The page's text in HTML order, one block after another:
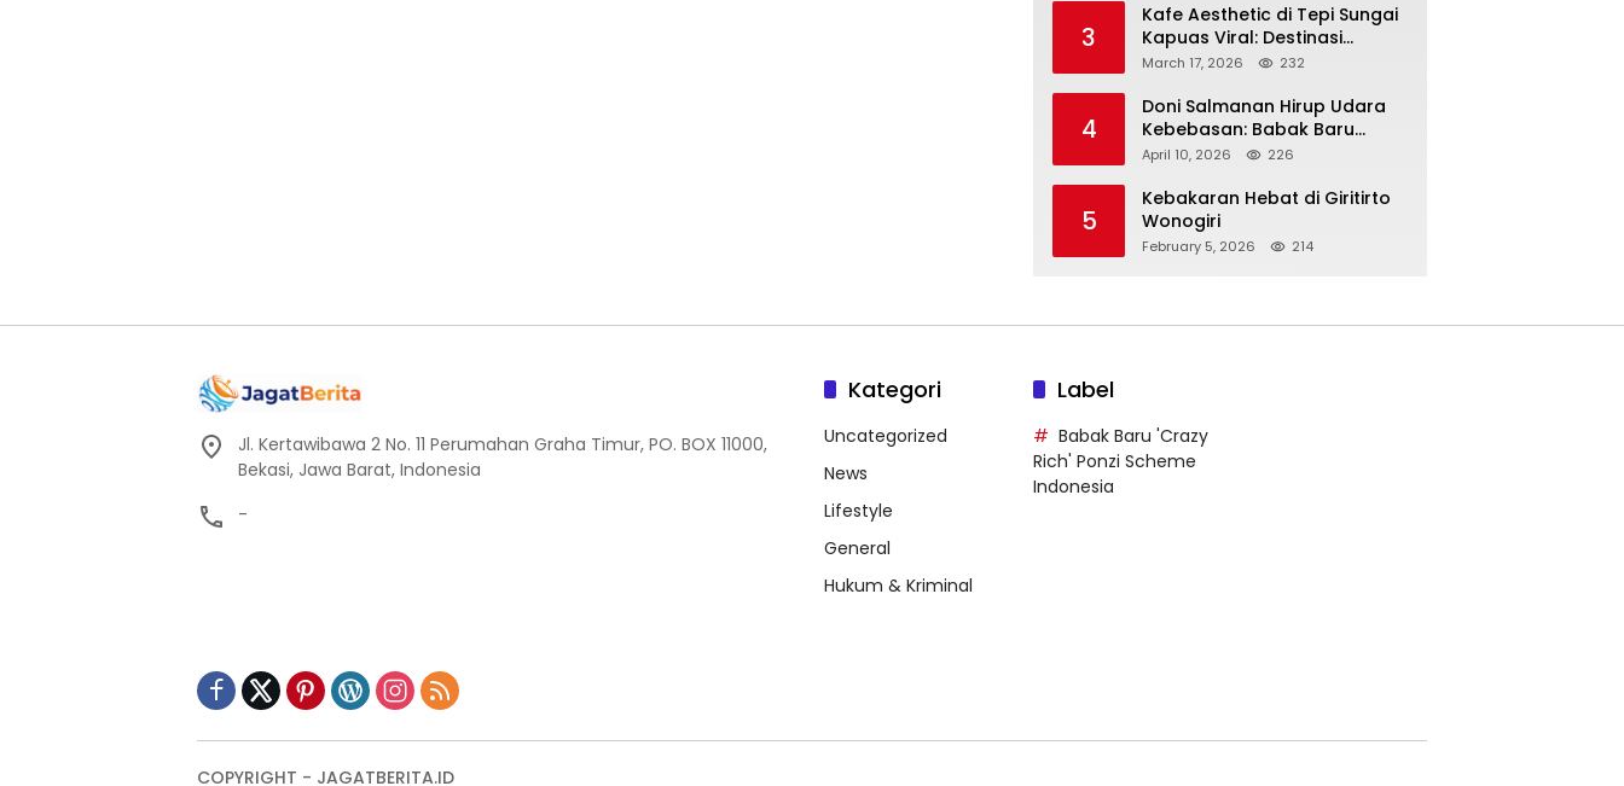
2031 Resmi Diserahkan
3
Kafe Aesthetic di Tepi Sungai
Kapuas Viral: Destinasi
Nongkrong Baru yang
Pontianak
March 17, 2026 232
4
Doni Salmanan Hirup Udara
Kebebasan: Babak Baru
‘Crazy Rich’ Ponzi Scheme
April 10, 2026 226
5
Kebakaran Hebat di Giritirto
Wonogiri
February 5, 2026 214
Jl. Kertawibawa 2 No. 11 Perumahan Graha Timur, PO. BOX 11000,
Bekasi, Jawa Barat, Indonesia
-
Kategori
Uncategorized
News
Lifestyle
General
Hukum & Kriminal
Label
Babak Baru 'Crazy
Rich' Ponzi Scheme
Indonesia
COPYRIGHT - JAGATBERITA.ID